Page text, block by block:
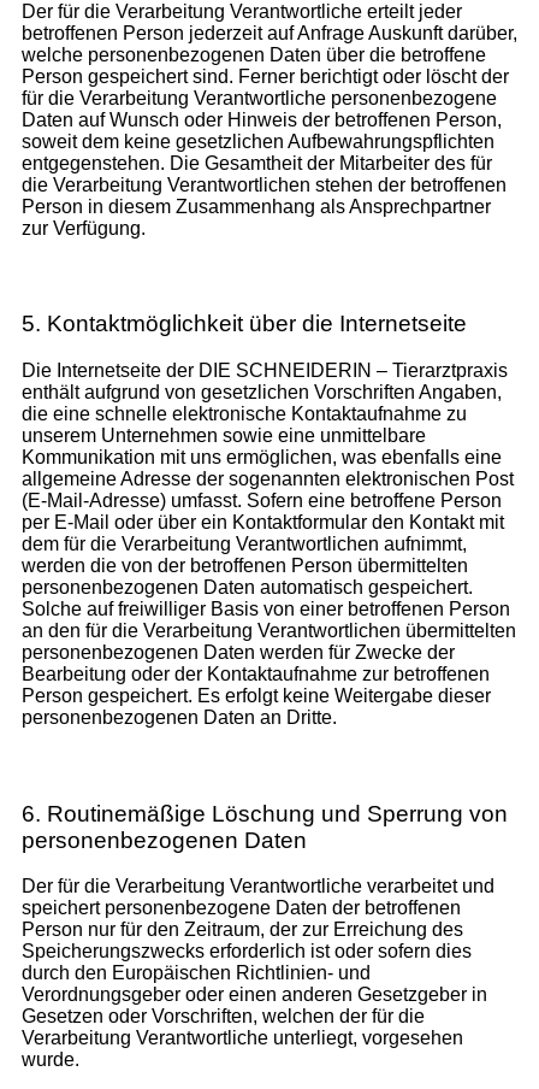
Der für die Verarbeitung Verantwortliche erteilt jeder
betroffenen Person jederzeit auf Anfrage Auskunft darüber,
welche personenbezogenen Daten über die betroffene
Person gespeichert sind. Ferner berichtigt oder löscht der
für die Verarbeitung Verantwortliche personenbezogene
Daten auf Wunsch oder Hinweis der betroffenen Person,
soweit dem keine gesetzlichen Aufbewahrungspflichten
entgegenstehen. Die Gesamtheit der Mitarbeiter des für
die Verarbeitung Verantwortlichen stehen der betroffenen
Person in diesem Zusammenhang als Ansprechpartner
zur Verfügung.
5. Kontaktmöglichkeit über die Internetseite
Die Internetseite der DIE SCHNEIDERIN – Tierarztpraxis
enthält aufgrund von gesetzlichen Vorschriften Angaben,
die eine schnelle elektronische Kontaktaufnahme zu
unserem Unternehmen sowie eine unmittelbare
Kommunikation mit uns ermöglichen, was ebenfalls eine
allgemeine Adresse der sogenannten elektronischen Post
(E-Mail-Adresse) umfasst. Sofern eine betroffene Person
per E-Mail oder über ein Kontaktformular den Kontakt mit
dem für die Verarbeitung Verantwortlichen aufnimmt,
werden die von der betroffenen Person übermittelten
personenbezogenen Daten automatisch gespeichert.
Solche auf freiwilliger Basis von einer betroffenen Person
an den für die Verarbeitung Verantwortlichen übermittelten
personenbezogenen Daten werden für Zwecke der
Bearbeitung oder der Kontaktaufnahme zur betroffenen
Person gespeichert. Es erfolgt keine Weitergabe dieser
personenbezogenen Daten an Dritte.
6. Routinemäßige Löschung und Sperrung von
personenbezogenen Daten
Der für die Verarbeitung Verantwortliche verarbeitet und
speichert personenbezogene Daten der betroffenen
Person nur für den Zeitraum, der zur Erreichung des
Speicherungszwecks erforderlich ist oder sofern dies
durch den Europäischen Richtlinien- und
Verordnungsgeber oder einen anderen Gesetzgeber in
Gesetzen oder Vorschriften, welchen der für die
Verarbeitung Verantwortliche unterliegt, vorgesehen
wurde.